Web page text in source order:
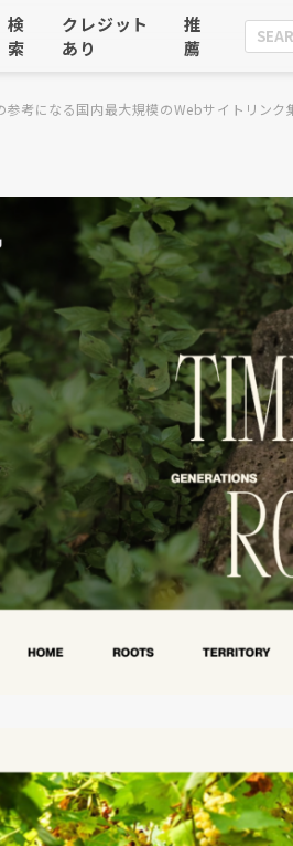
検
索
クレジット
あり
推
薦
考になる国内最大規模のWebサイトリンク